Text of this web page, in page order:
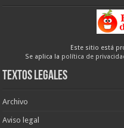
Este sitio está
Se aplica la política de
Textos legales
Archivo
Aviso legal